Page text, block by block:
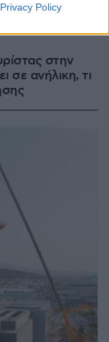
Privacy Policy
στην
σε ανήλικη, τι